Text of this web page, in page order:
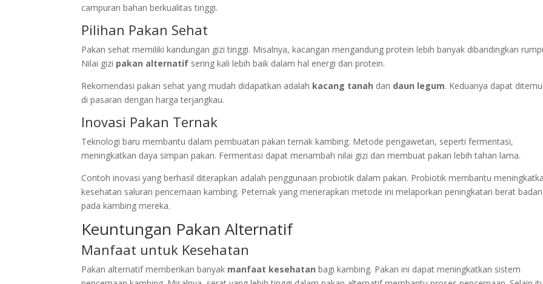
campuran bahan berkualitas tinggi.
Pilihan Pakan Sehat
Pakan sehat memiliki kandungan gizi tinggi. Misalnya, kacangan mengandung protein lebih banyak dibandingkan
Nilai gizi pakan alternatif sering kali lebih baik dalam hal energi dan protein.
Rekomendasi pakan sehat yang mudah didapatkan adalah kacang tanah dan daun legum. Keduanya dapat
di pasaran dengan harga terjangkau.
Inovasi Pakan Ternak
Teknologi baru membantu dalam pembuatan pakan ternak kambing. Metode pengawetan, seperti fermentasi,
meningkatkan daya simpan pakan. Fermentasi dapat menambah nilai gizi dan membuat pakan lebih tahan lama.
Contoh inovasi yang berhasil diterapkan adalah penggunaan probiotik dalam pakan. Probiotik membantu
kesehatan saluran pencernaan kambing. Peternak yang menerapkan metode ini melaporkan peningkatan berat badan
pada kambing mereka.
Keuntungan Pakan Alternatif
Manfaat untuk Kesehatan
Pakan alternatif memberikan banyak manfaat kesehatan bagi kambing. Pakan ini dapat meningkatkan sistem